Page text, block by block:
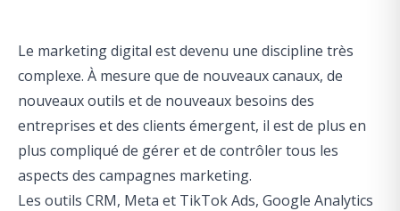
Le marketing digital est devenu une discipline très
complexe. À mesure que de nouveaux canaux, de
nouveaux outils et de nouveaux besoins des
entreprises et des clients émergent, il est de plus en
plus compliqué de gérer et de contrôler tous les
aspects des campagnes marketing.
Les outils CRM, Meta et TikTok Ads, Google Analytics